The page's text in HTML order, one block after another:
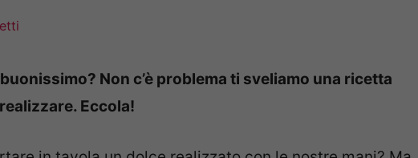
Non c’è problema ti sveliamo una ricetta
Eccola!